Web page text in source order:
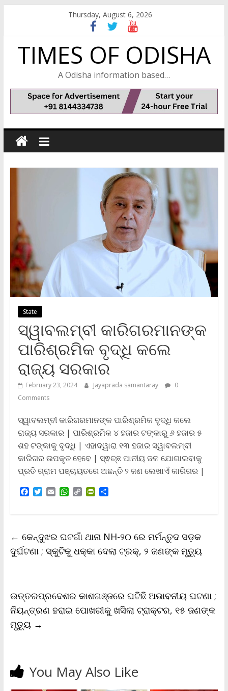
Thursday, August 6, 2026
TIMES OF ODISHA
A Odisha information based…
State
ସ୍ୱାବଲମ୍ବୀ କାରିଗରମାନଙ୍କ
ପାରିଶ୍ରମିକ ବୃଦ୍ଧି କଲେ
ରାଜ୍ୟ ସରକାର
February 23, 2024 Jayaprada samantaray
0
Comments
ସ୍ୱାବଲମ୍ବୀ କାରିଗରମାନଙ୍କ ପାରିଶ୍ରମିକ ବୃଦ୍ଧି କଲେ
ରାଜ୍ୟ ସରକାର | ପାରିଶ୍ରମିକ ୪ ହଜାର ଟଙ୍କାରୁ ୬ ହଜାର ୫
ଶହ ଟଙ୍କାକୁ ବୃଦ୍ଧି | ଏହାଦ୍ୱାରା ୧୩ ହଜାର ସ୍ୱାବଲମ୍ବୀ
କାରିଗର ଉପକୃତ ହେବେ | ସ୍ଵଚ୍ଛ ପାନୀୟ ଜଳ ଯୋଗାଇବାକୁ
ପ୍ରତି ଗ୍ରାମ ପଞ୍ଚାୟତରେ ଅଛନ୍ତି ୨ ଜଣ ଲେଖାଏଁ କାରିଗର |
F
o
o
k
T
e
r
E
W
A
p
p
C
i
n
k
P
F
r
i
l
y
S
← କେନ୍ଦୁଝର ଘଟଗାଁ ଥାନା NH-୨୦ ରେ ମର୍ମନ୍ତୁଦ ସଡ଼କ
ଦୁର୍ଘଟଣା ; ସ୍କୁଟିକୁ ଧକ୍କା ଦେଲା ଟ୍ରକ୍, ୨ ଜଣଙ୍କ ମୃତ୍ୟୁ
ଉତ୍ତରପ୍ରଦେଶର କାଶଗଞ୍ଜରେ ଘଟିଛି ଅଭାବନୀୟ ଘଟଣା ;
ନିୟନ୍ତ୍ରଣ ହରାଇ ପୋଖରୀକୁ ଖସିଲା ଟ୍ରାକ୍ଟର, ୧୫ ଜଣଙ୍କ
ମୃତ୍ୟୁ →
You May Also Like